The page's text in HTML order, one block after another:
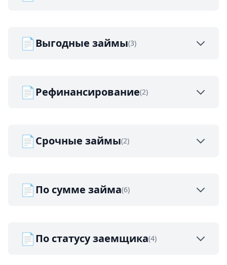
📄Выгодные займы(3)
📄Рефинансирование(2)
📄Срочные займы(2)
📄По сумме займа(6)
📄По статусу заемщика(4)